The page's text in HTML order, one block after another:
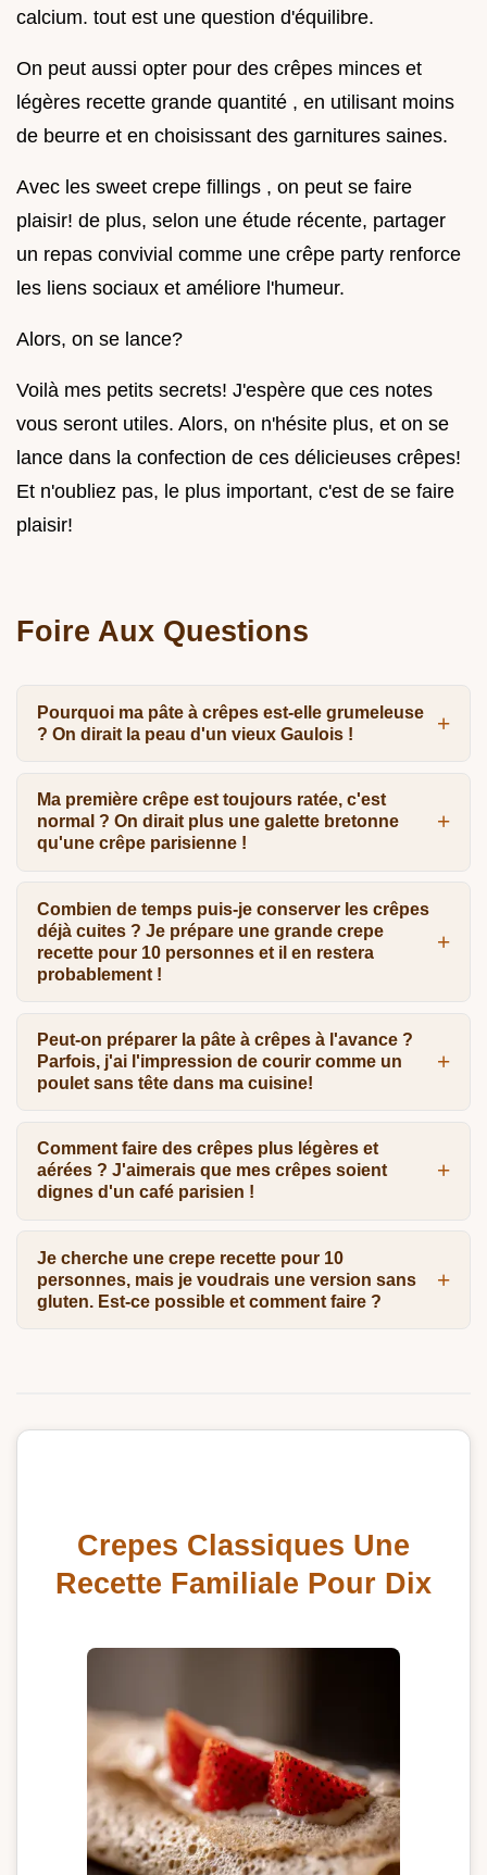
calcium. tout est une question d'équilibre.
On peut aussi opter pour des crêpes minces et
légères recette grande quantité , en utilisant moins
de beurre et en choisissant des garnitures saines.
Avec les sweet crepe fillings , on peut se faire
plaisir! de plus, selon une étude récente, partager
un repas convivial comme une crêpe party renforce
les liens sociaux et améliore l'humeur.
Alors, on se lance?
Voilà mes petits secrets! J'espère que ces notes
vous seront utiles. Alors, on n'hésite plus, et on se
lance dans la confection de ces délicieuses crêpes!
Et n'oubliez pas, le plus important, c'est de se faire
plaisir!
Foire Aux Questions
Pourquoi ma pâte à crêpes est-elle grumeleuse
? On dirait la peau d'un vieux Gaulois !
Ma première crêpe est toujours ratée, c'est
normal ? On dirait plus une galette bretonne
qu'une crêpe parisienne !
Combien de temps puis-je conserver les crêpes
déjà cuites ? Je prépare une grande crepe
recette pour 10 personnes et il en restera
probablement !
Peut-on préparer la pâte à crêpes à l'avance ?
Parfois, j'ai l'impression de courir comme un
poulet sans tête dans ma cuisine!
Comment faire des crêpes plus légères et
aérées ? J'aimerais que mes crêpes soient
dignes d'un café parisien !
Je cherche une crepe recette pour 10
personnes, mais je voudrais une version sans
gluten. Est-ce possible et comment faire ?
Crepes Classiques Une
Recette Familiale Pour Dix